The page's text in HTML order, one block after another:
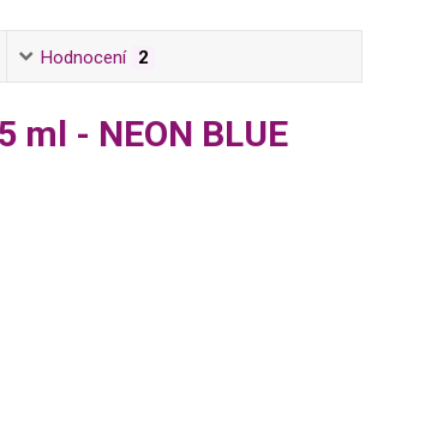
Hodnocení 2
ml - NEON BLUE